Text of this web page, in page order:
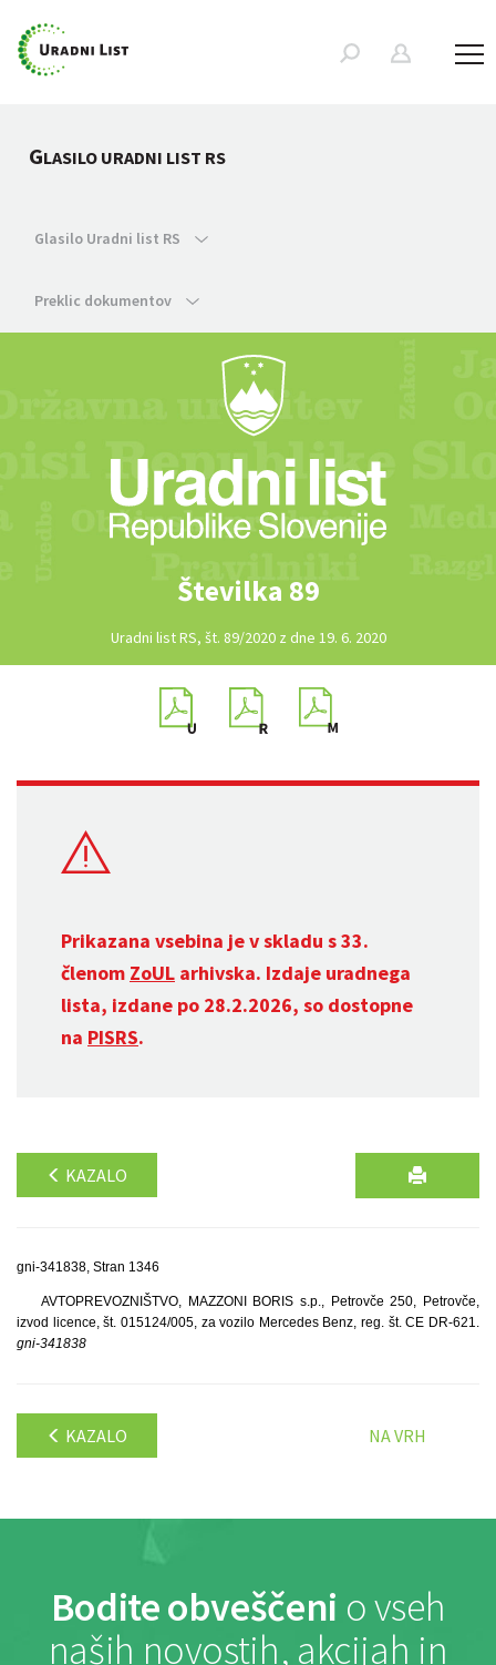
GLASILO URADNI LIST RS
Glasilo Uradni list RS
Preklic dokumentov
Številka 89
Uradni list RS, št. 89/2020 z dne 19. 6. 2020
Prikazana vsebina je v skladu s 33.
členom ZoUL arhivska. Izdaje uradnega
lista, izdane po 28.2.2026, so dostopne
na PISRS.
KAZALO
gni-341838, Stran 1346
AVTOPREVOZNIŠTVO, MAZZONI BORIS s.p., Petrovče 250, Petrovče,
izvod licence, št. 015124/005, za vozilo Mercedes Benz, reg. št. CE DR-621.
gni-341838
KAZALO NA VRH
Bodite obveščeni o vseh
naših novostih, akcijah in